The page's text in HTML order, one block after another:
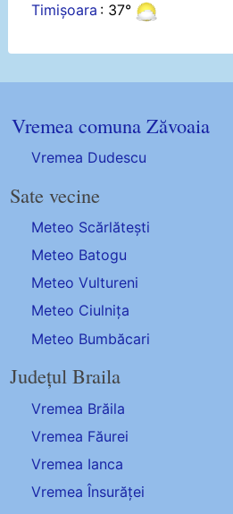
Timișoara : 37°
Vremea comuna Zăvoaia
Vremea Dudescu
Sate vecine
Meteo Scărlătești
Meteo Batogu
Meteo Vultureni
Meteo Ciulnița
Meteo Bumbăcari
Județul Braila
Vremea Brăila
Vremea Făurei
Vremea Ianca
Vremea Însurăței